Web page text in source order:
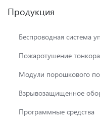
Продукция
Беспроводная система
Пожаротушение
Модули порошкового
Взрывозащищенное
Программные средства